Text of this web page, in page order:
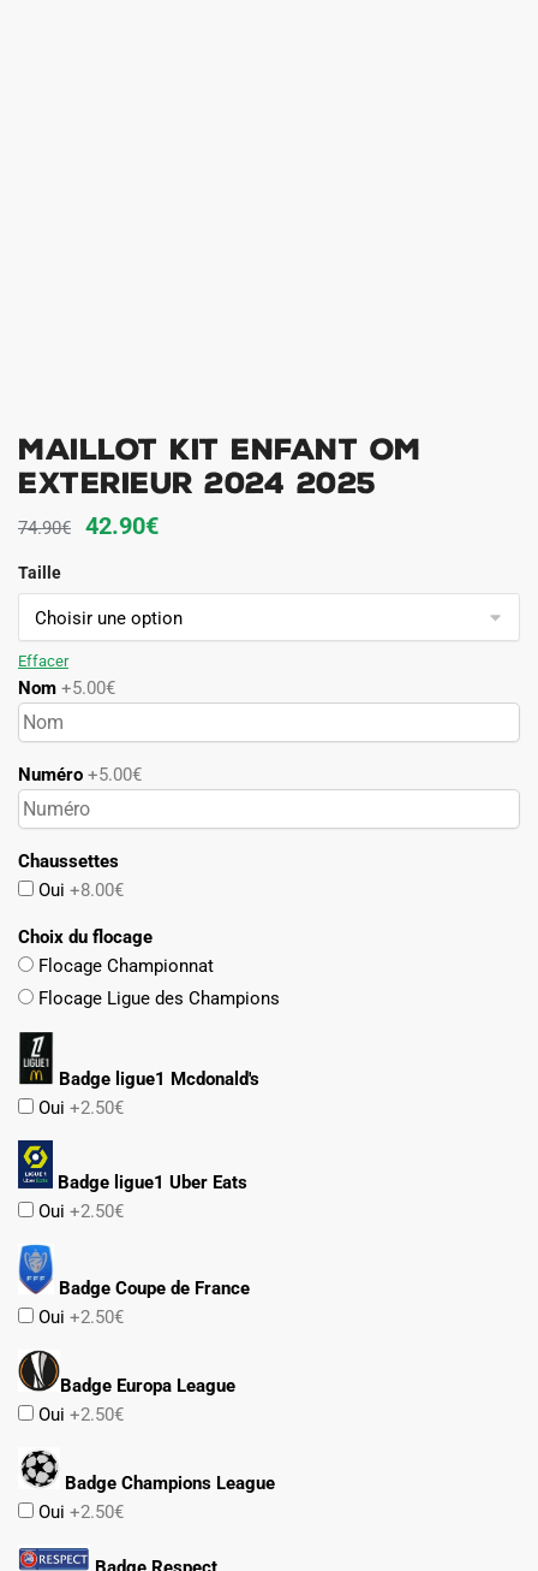
Maillot Kit Enfant OM
Exterieur 2024 2025
74.90€
Le
initial
était :
42.90€Le
actuel
est :
Taille
Effacer
Nom +5.00€
Numéro +5.00€
Chaussettes
Oui +8.00€
Choix du flocage
Flocage Championnat
Flocage Ligue des Champions
Badge ligue1 Mcdonald's
Oui +2.50€
Badge ligue1 Uber Eats
Oui +2.50€
Badge Coupe de France
Oui +2.50€
Badge Europa League
Oui +2.50€
Badge Champions League
Oui +2.50€